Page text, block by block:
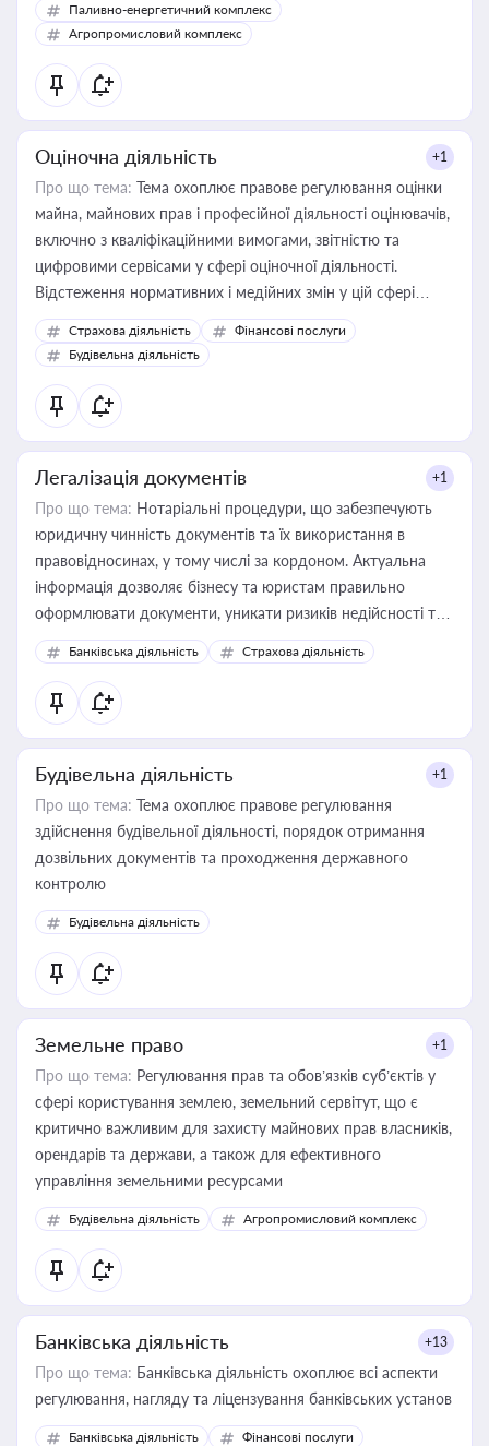
Паливно-енергетичний комплекс
Агропромисловий комплекс
Оціночна діяльність +1
Про що тема: Тема охоплює правове регулювання оцінки
майна, майнових прав і професійної діяльності оцінювачів,
включно з кваліфікаційними вимогами, звітністю та
цифровими сервісами у сфері оціночної діяльності.
Відстеження нормативних і медійних змін у цій сфері
корисне для власника бізнесу, керівника, юриста або
бухгалтера під час оподаткування, приватизації, оренди
державного майна, корпоративних угод і перевірки
статусу суб'єктів оціночної діяльності
Страхова діяльність
Фінансові послуги
Будівельна діяльність
Легалізація документів +1
Про що тема: Нотаріальні процедури, що забезпечують
юридичну чинність документів та їх використання в
правовідносинах, у тому числі за кордоном. Актуальна
інформація дозволяє бізнесу та юристам правильно
оформлювати документи, уникати ризиків недійсності та
забезпечувати їх належне прийняття органами влади та
контрагентами
Банківська діяльність Страхова діяльність
Будівельна діяльність +1
Про що тема: Тема охоплює правове регулювання
здійснення будівельної діяльності, порядок отримання
дозвільних документів та проходження державного
контролю
Будівельна діяльність
Земельне право +1
Про що тема: Регулювання прав та обов’язків суб’єктів у
сфері користування землею, земельний сервітут, що є
критично важливим для захисту майнових прав власників,
орендарів та держави, а також для ефективного
управління земельними ресурсами
Будівельна діяльність Агропромисловий комплекс
Банківська діяльність +13
Про що тема: Банківська діяльність охоплює всі аспекти
регулювання, нагляду та ліцензування банківських установ
Банківська діяльність Фінансові послуги